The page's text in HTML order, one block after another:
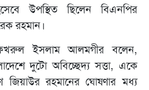
উপস্থিত ছিলেন বিএনপির
রহমান।
ইসলাম আলমগীর বলেন,
দুটো অবিচ্ছেদ্য সত্তা, একে
জিয়াউর রহমানের ঘোষণার মধ্য